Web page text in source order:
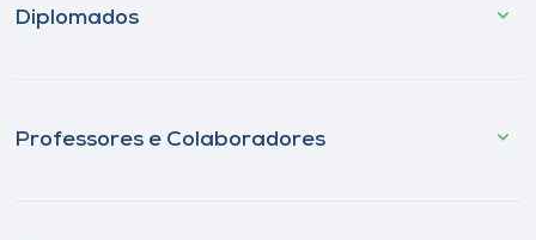
Diplomados
Professores e Colaboradores